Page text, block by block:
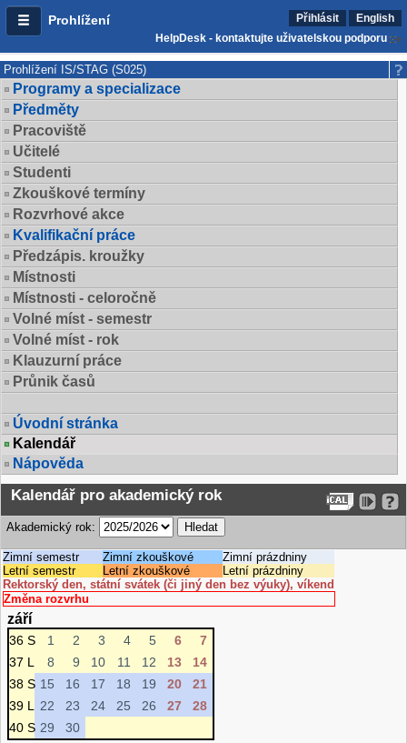
Prohlížení Přihlásit
English
HelpDesk - kontaktujte uživatelskou podporu
Prohlížení IS/STAG (S025)
Programy a specializace
Předměty
Pracoviště
Učitelé
Studenti
Zkouškové termíny
Rozvrhové akce
Kvalifikační práce
Předzápis. kroužky
Místnosti
Místnosti - celoročně
Volné míst - semestr
Volné míst - rok
Klauzurní práce
Průnik časů
Úvodní stránka
Kalendář
Nápověda
Kalendář pro akademický rok
Akademický rok:
Zimní semestr Zimní zkouškové
Zimní prázdniny
Letní semestr
Letní zkouškové
Letní prázdniny
Rektorský den, státní svátek (či jiný den bez výuky), víkend
Změna rozvrhu
září
36 S 1 2 3 4 5 6
7
37 L
8 9 10 11 12 13
14
38 S 15 16 17 18 19 20
21
39 L
22 23 24 25 26 27
28
40 S 29 30